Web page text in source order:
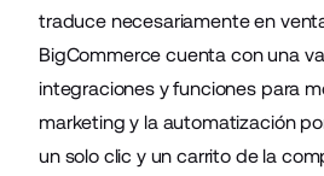
traduce necesariamente en
BigCommerce cuenta con una
integraciones y funciones para
marketing y la automatización
un solo clic y un carrito de la